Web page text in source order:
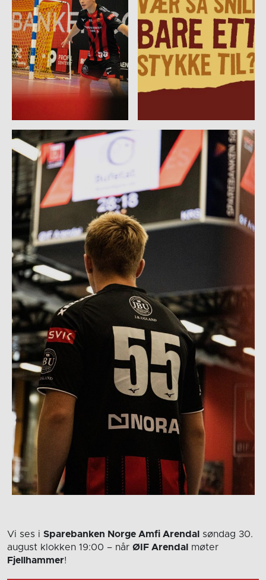
Vi ses i Sparebanken Norge Amfi Arendal
søndag 30.
august klokken 19:00 – når ØIF Arendal
møter
Fjellhammer!